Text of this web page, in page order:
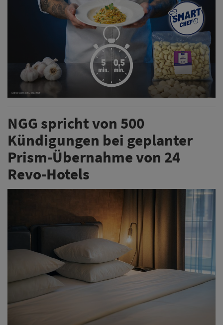
NGG spricht von 500
Kündigungen bei geplanter
Prism-Übernahme von 24
Revo-Hotels